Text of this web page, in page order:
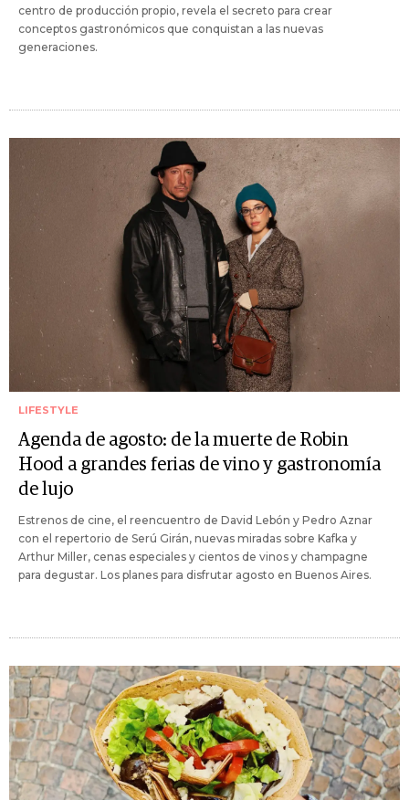
centro de producción propio, revela el secreto para crear
conceptos gastronómicos que conquistan a las nuevas
generaciones.
LIFESTYLE
Agenda de agosto: de la muerte de Robin
Hood a grandes ferias de vino y gastronomía
de lujo
Estrenos de cine, el reencuentro de David Lebón y Pedro Aznar
con el repertorio de Serú Girán, nuevas miradas sobre Kafka y
Arthur Miller, cenas especiales y cientos de vinos y champagne
para degustar. Los planes para disfrutar agosto en Buenos Aires.